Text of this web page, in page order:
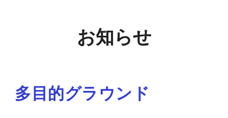
お知らせ
多目的グラウンド